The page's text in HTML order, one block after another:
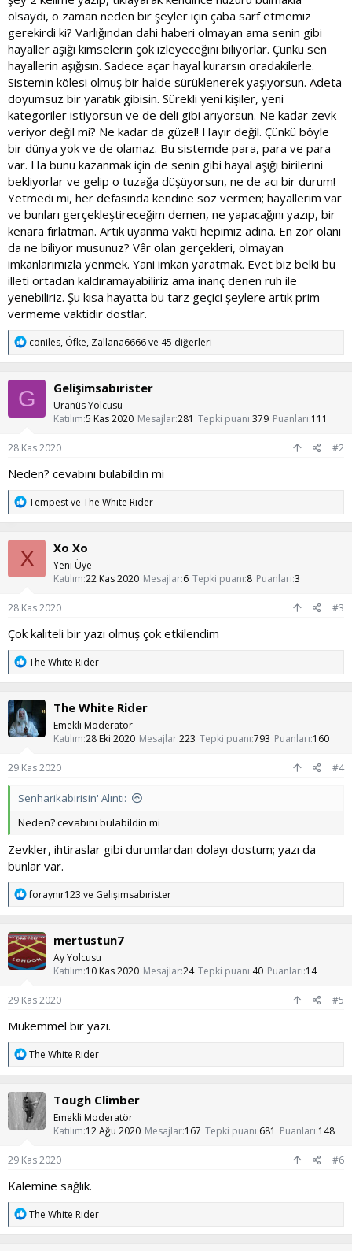
olsaydı, o zaman neden bir şeyler için çaba sarf etmemiz
gerekirdi ki? Varlığından dahi haberi olmayan ama senin gibi
hayaller aşığı kimselerin çok izleyeceğini biliyorlar. Çünkü sen
hayallerin aşığısın. Sadece açar hayal kurarsın oradakilerle.
Sistemin kölesi olmuş bir halde sürüklenerek yaşıyorsun. Adeta
doyumsuz bir yaratık gibisin. Sürekli yeni kişiler, yeni
kategoriler istiyorsun ve de deli gibi arıyorsun. Ne kadar zevk
veriyor değil mi? Ne kadar da güzel! Hayır değil. Çünkü böyle
bir dünya yok ve de olamaz. Bu sistemde para, para ve para
var. Ha bunu kazanmak için de senin gibi hayal aşığı birilerini
bekliyorlar ve gelip o tuzağa düşüyorsun, ne de acı bir durum!
Yetmedi mi, her defasında kendine söz vermen; hayallerim var
ve bunları gerçekleştireceğim demen, ne yapacağını yazıp, bir
kenara fırlatman. Artık uyanma vakti hepimiz adına. En zor olanı
da ne biliyor musunuz? Vâr olan gerçekleri, olmayan
imkanlarımızla yenmek. Yani imkan yaratmak. Evet biz belki bu
illeti ortadan kaldıramayabiliriz ama inanç denen ruh ile
yenebiliriz. Şu kısa hayatta bu tarz geçici şeylere artık prim
vermeme vaktidir dostlar.
T
p
k
i
l
e
coniles, Öfke, Zallana6666ve 45 diğerleri
G Gelişimsabırister
Uranüs Yolcusu
Katılım 5 Kas 2020 Mesajlar281 Tepki puanı 379 Puanları 111
28 Kas 2020 #2
Neden? cevabını bulabildin mi
T
p
k
i
l
e
Tempestve The White Rider
X Xo Xo
Yeni Üye
Katılım 22 Kas 2020 Mesajlar 6 Tepki puanı 8 Puanları 3
28 Kas 2020 #3
Çok kaliteli bir yazı olmuş çok etkilendim
T
p
k
i
l
e
The White Rider
The White Rider
Emekli Moderatör
Katılım 28 Eki 2020 Mesajlar223 Tepki puanı 793 Puanları 160
29 Kas 2020 #4
Senharikabirisin' Alıntı:
Neden? cevabını bulabildin mi
Zevkler, ihtiraslar gibi durumlardan dolayı dostum; yazı da
bunlar var.
T
p
k
i
l
e
foraynır123 ve Gelişimsabırister
mertustun7
Ay Yolcusu
Katılım 10 Kas 2020 Mesajlar24 Tepki puanı 40 Puanları 14
29 Kas 2020 #5
Mükemmel bir yazı.
T
p
k
i
l
e
The White Rider
Tough Climber
Emekli Moderatör
Katılım 12 Ağu 2020 Mesajlar 167 Tepki puanı 681 Puanları 148
29 Kas 2020 #6
Kalemine sağlık.
T
p
The White Rider